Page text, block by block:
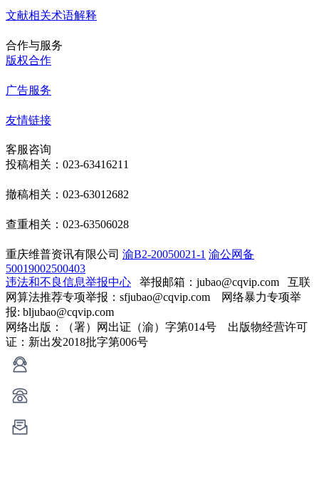
文献相关术语解释
合作与服务
版权合作
广告服务
友情链接
客服咨询
投稿相关：023-63416211
撤稿相关：023-63012682
查重相关：023-63506028
重庆维普资讯有限公司 渝B2-20050021-1 渝公网备
50019002500403
违法和不良信息举报中心 举报邮箱：jubao@cqvip.com 互联
网算法推荐专项举报：sfjubao@cqvip.com 网络暴力专项举
报: bljubao@cqvip.com
网络出版：（署）网出证（渝）字第014号 出版物经营许可
证：新出发2018批字第006号